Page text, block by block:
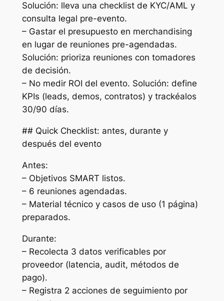
Solución: lleva una checklist de KYC/AML y
consulta legal pre-evento.
– Gastar el presupuesto en merchandising
en lugar de reuniones pre-agendadas.
Solución: prioriza reuniones con tomadores
de decisión.
– No medir ROI del evento. Solución: define
KPIs (leads, demos, contratos) y trackéalos
30/90 días.
## Quick Checklist: antes, durante y
después del evento
Antes:
– Objetivos SMART listos.
– 6 reuniones agendadas.
– Material técnico y casos de uso (1 página)
preparados.
Durante:
– Recolecta 3 datos verificables por
proveedor (latencia, audit, métodos de
pago).
– Registra 2 acciones de seguimiento por